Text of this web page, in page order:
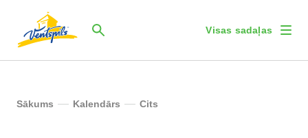
Visas sadaļas
Sākums Kalendārs Cits